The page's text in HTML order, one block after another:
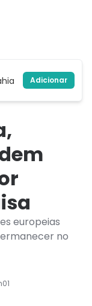
Adicionar
europeias
no